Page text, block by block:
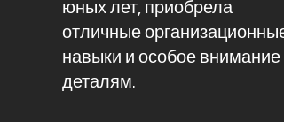
юных лет, приобрела
отличные организационные
навыки и особое внимание к
деталям.